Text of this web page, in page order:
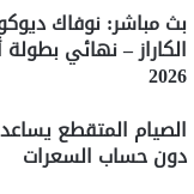
بث مباشر: نوفاك
الكاراز – نهائي بطولة
2026
الصيام المتقطع
دون حساب السعرات